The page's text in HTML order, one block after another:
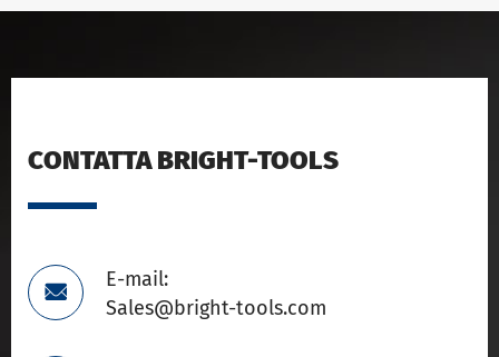
CONTATTA BRIGHT-TOOLS

E-mail:
Sales@bright-tools.com